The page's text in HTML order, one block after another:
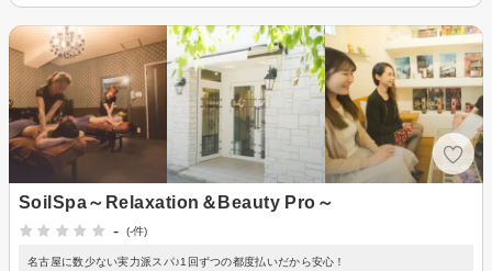
SoilSpa～Relaxation＆Beauty Pro～
-
(-件)
名古屋に数少ない実力派スパ♪1回ずつの都度払いだから安心！